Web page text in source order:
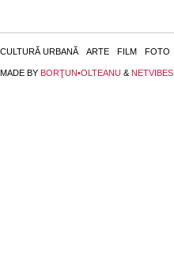
CULTURĂ URBANĂ ARTE FILM FOTO
MADE BY BORŢUN•OLTEANU & NETVIBES